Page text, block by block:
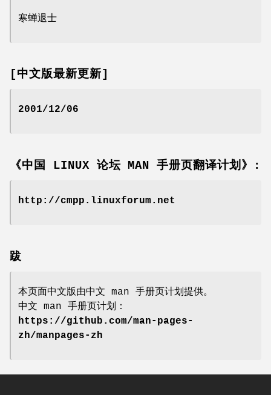
寒蝉退士
[中文版最新更新]
2001/12/06
《中国 LINUX 论坛 MAN 手册页翻译计划》:
http://cmpp.linuxforum.net
跋
本页面中文版由中文 man 手册页计划提供。
中文 man 手册页计划：
https://github.com/man-pages-
zh/manpages-zh